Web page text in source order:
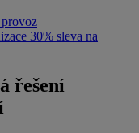
30% sleva na
řešení